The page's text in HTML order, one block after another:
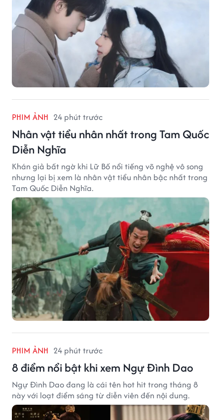
PHIM ẢNH 24 phút trước
Nhân vật tiểu nhân nhất trong Tam Quốc
Diễn Nghĩa
Khán giả bất ngờ khi Lữ Bố nổi tiếng võ nghệ vô song
nhưng lại bị xem là nhân vật tiểu nhân bậc nhất trong
Tam Quốc Diễn Nghĩa.
PHIM ẢNH 24 phút trước
8 điểm nổi bật khi xem Ngự Đình Dao
Ngự Đình Dao đang là cái tên hot hit trong tháng 8
này với loạt điểm sáng từ diễn viên đến nội dung.